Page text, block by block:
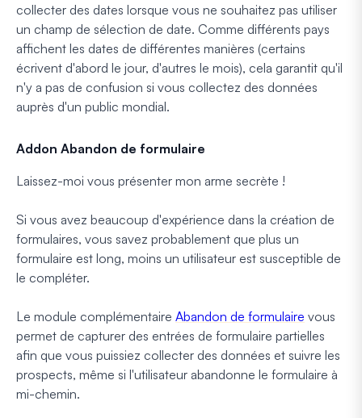
collecter des dates lorsque vous ne souhaitez pas utiliser
un champ de sélection de date. Comme différents pays
affichent les dates de différentes manières (certains
écrivent d'abord le jour, d'autres le mois), cela garantit qu'il
n'y a pas de confusion si vous collectez des données
auprès d'un public mondial.
Addon Abandon de formulaire
Laissez-moi vous présenter mon arme secrète !
Si vous avez beaucoup d'expérience dans la création de
formulaires, vous savez probablement que plus un
formulaire est long, moins un utilisateur est susceptible de
le compléter.
Le module complémentaire Abandon de formulaire vous
permet de capturer des entrées de formulaire partielles
afin que vous puissiez collecter des données et suivre les
prospects, même si l'utilisateur abandonne le formulaire à
mi-chemin.